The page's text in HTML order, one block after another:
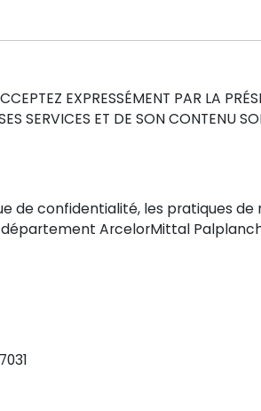
EXPRESSÉMENT PAR LA
SERVICES ET DE SON CONTENU
de confidentialité, les pratiques de
ArcelorMittal